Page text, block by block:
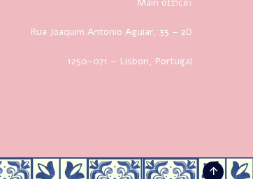
Rua Joaquim Antonio Aguiar, 35 – 2D
1250-071 – Lisbon, Portugal